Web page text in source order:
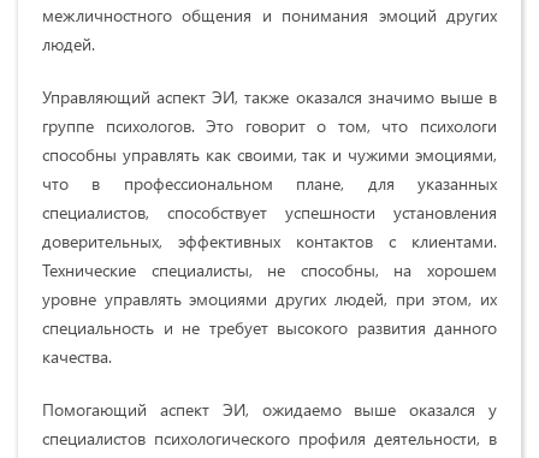
межличностного общения и понимания эмоций других
людей.
Управляющий аспект ЭИ, также оказался значимо выше в
группе психологов. Это говорит о том, что психологи
способны управлять как своими, так и чужими эмоциями,
что в профессиональном плане, для указанных
специалистов, способствует успешности установления
доверительных, эффективных контактов с клиентами.
Технические специалисты, не способны, на хорошем
уровне управлять эмоциями других людей, при этом, их
специальность и не требует высокого развития данного
качества.
Помогающий аспект ЭИ, ожидаемо выше оказался у
специалистов психологического профиля деятельности, в